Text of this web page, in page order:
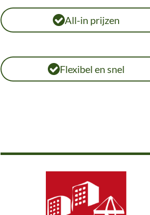
All-in prijzen
Flexibel en snel